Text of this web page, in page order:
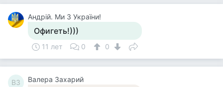
Андрій. Ми З України!
Офигеть!)))
11 лет 0 0
ВЗ Валера Захарий